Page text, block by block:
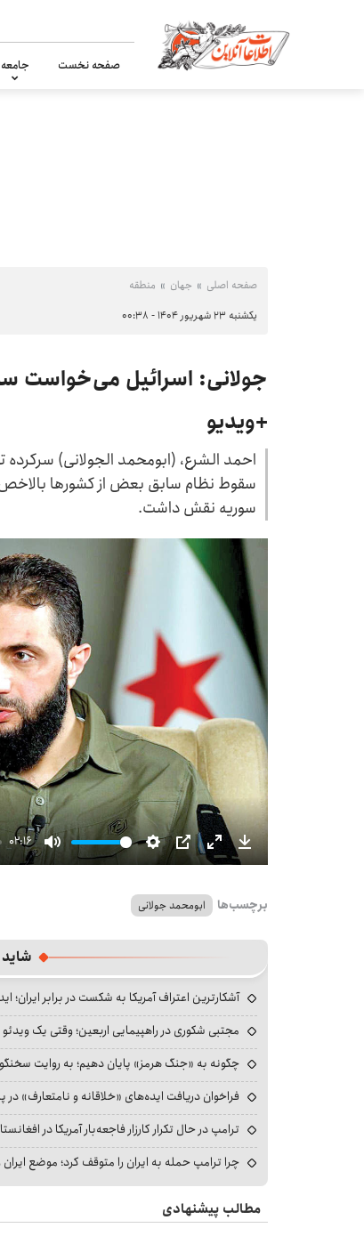
صفحه نخست جامعه
صفحه اصلی جهان منطقه
یکشنبه ۲۳ شهریور ۱۴۰۴ - ۰۰:۳۸
جولانی: اسرائیل می‌خواست
+ویدیو
احمد الشرع، (ابومحمد الجولانی)
سقوط نظام سابق بعض از کشورها
سوریه نقش داشت.
02:16
Mute Settings
PIP EnterDownload
برچسب‌ها ابومحمد جولانی
آشکارترین اعتراف آمریکا به شکست در برابر ایران؛
مجتبی شکوری در راهپیمایی اربعین؛ وقتی یک
چگونه به «جنگ هرمز» پایان دهیم؛ به روایت
فراخوان دریافت ایده‌های «خلاقانه و نامتعارف» در
ترامپ در حال تکرار کارزار فاجعه‌بار آمریکا در
چرا ترامپ حمله به ایران را متوقف کرد؛ موضع
مطالب پیشنهادی